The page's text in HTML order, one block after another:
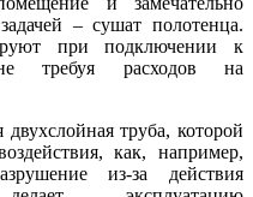
– сушат полотенца.
при подключении к
требуя расходов на
труба, которой
как, например,
из-за действия